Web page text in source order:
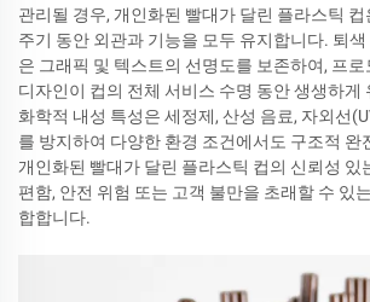
관리될 경우, 개인화된 빨대가 달린 플라스틱
주기 동안 외관과 기능을 모두 유지합니다. 퇴
은 그래픽 및 텍스트의 선명도를 보존하여, 프
디자인이 컵의 전체 서비스 수명 동안 생생하게
화학적 내성 특성은 세정제, 산성 음료, 자외선
를 방지하여 다양한 환경 조건에서도 구조적 완
개인화된 빨대가 달린 플라스틱 컵의 신뢰성 있
편함, 안전 위험 또는 고객 불만을 초래할 수 있
합합니다.